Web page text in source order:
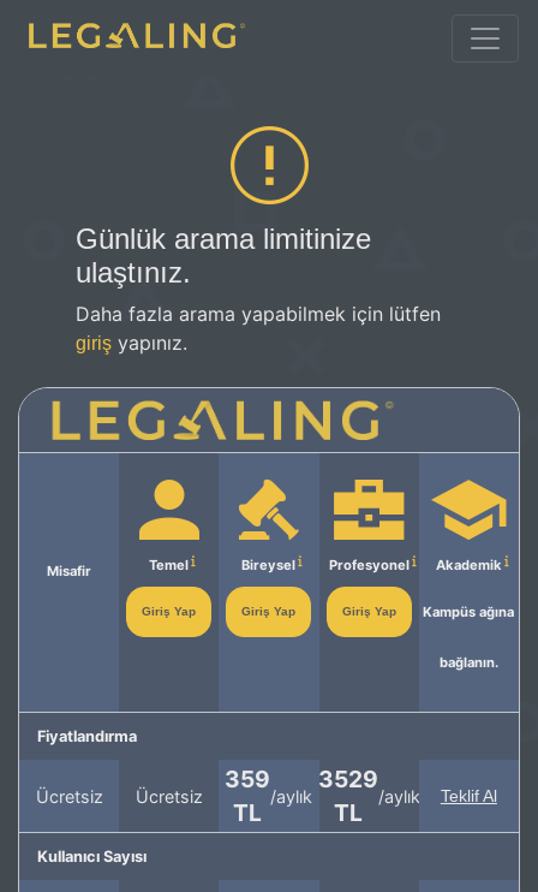
Günlük arama limitinize
ulaştınız.
Daha fazla arama yapabilmek için lütfen
giriş yapınız.
Misafir Temel
Giriş Yap
Bireysel
Giriş Yap
Profesyonel
Giriş Yap
Akademik
Kampüs ağına
bağlanın.
Fiyatlandırma
Ücretsiz Ücretsiz
359
TL
/aylık
3529
TL
/aylık Teklif Al
Kullanıcı Sayısı